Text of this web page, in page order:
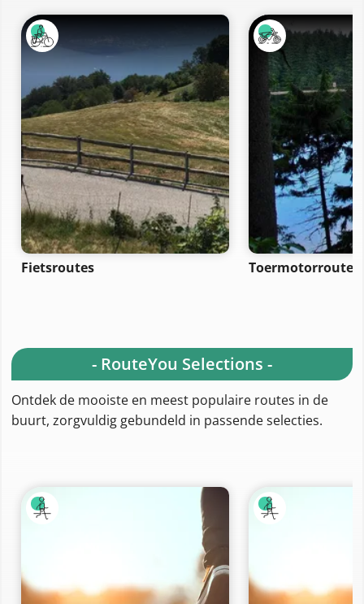
Fietsroutes Toermotorroutes
- RouteYou Selections -
Ontdek de mooiste en meest populaire routes in de
buurt, zorgvuldig gebundeld in passende selecties.